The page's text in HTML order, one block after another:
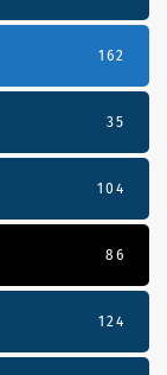
162
35
104
86
124